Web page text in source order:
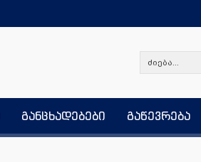
განცხადებები გაწევრება